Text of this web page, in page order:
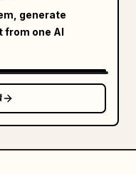
generate
from one AI